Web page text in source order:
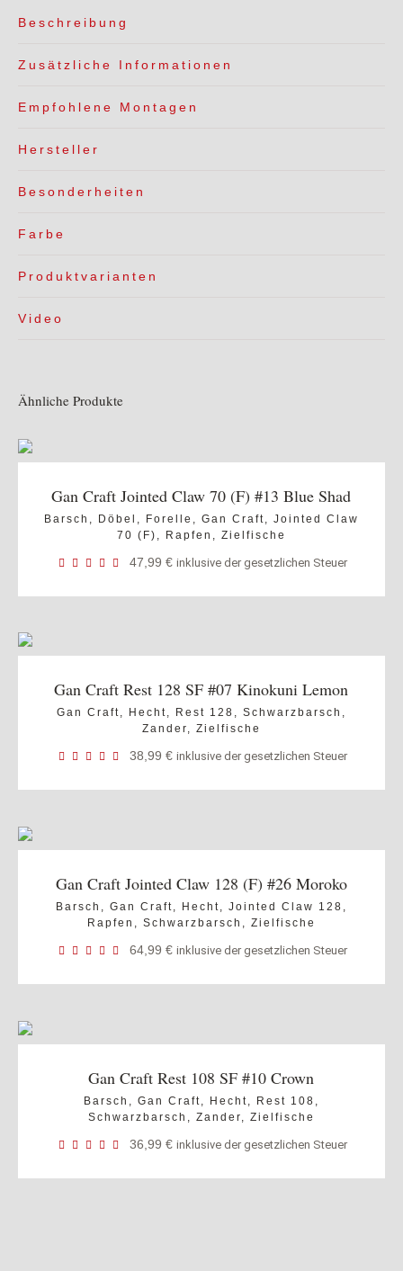
Beschreibung
Zusätzliche Informationen
Empfohlene Montagen
Hersteller
Besonderheiten
Farbe
Produktvarianten
Video
Ähnliche Produkte
Gan Craft Jointed Claw 70 (F) #13 Blue Shad
Barsch Döbel Forelle Gan Craft
Jointed Claw
70 (F)
Rapfen Zielfische
47,99 € inklusive der gesetzlichen Steuer
Gan Craft Rest 128 SF #07 Kinokuni Lemon
Gan Craft, Hecht, Rest 128 , Schwarzbarsch ,
Zander, Zielfische
38,99 € inklusive der gesetzlichen Steuer
Gan Craft Jointed Claw 128 (F) #26 Moroko
Barsch , Gan Craft, Hecht, Jointed Claw 128 ,
Rapfen , Schwarzbarsch , Zielfische
64,99 € inklusive der gesetzlichen Steuer
Gan Craft Rest 108 SF #10 Crown
Barsch , Gan Craft, Hecht, Rest 108 ,
Schwarzbarsch , Zander, Zielfische
36,99 € inklusive der gesetzlichen Steuer